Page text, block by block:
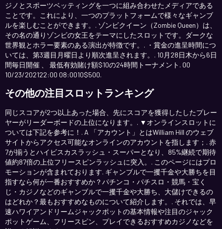
ジノとスポーツベッティングを一つに組み合わせたメディアである
ことです。これにより、一つのプラットフォームで様々なギャンブ
ルを楽しむことができます。. ゾンビクイーン（Zombie Queen）は、
その名の通りゾンビの女王をテーマにしたスロットです。ダークな
世界観とホラー要素のある演出が特徴です。. ・賞金の進呈時間につ
いては、第3週目月曜日より順次進呈されます。. 10月28日木から6日
間毎日開催 、 最低有効賭け額$10の24時間トーナメント. 00
10/23/202122:00 08:0010$500.
その他の注目スロットランキング
同じスコアが2つ以上あった場合、先にスコアを獲得したしたプレー
ヤーがリーダーボードの上位になります。. ▼オンラインスロットに
ついては下記を参考に！. A 「アカウント」とはWilliam Hill のウェブ
サイトからアクセス可能なオンラインのアカウントを指します；. 赤
7が揃うとハイビスカスラッシュ・スーパーとなり、85%継続で期待
値約87倍の上位フリースピンラッシュに突入。. このページにはプロ
モーションが含まれております. ギャンブルで一攫千金や大勝ちを目
指すなら何が一番おすすめか？パチンコ・パチスロ・競馬・宝く
じ・カジノなどのギャンブルで一攫千金や大勝ち、大儲けできるの
はどれか？最もおすすめなものについて紹介します。. それでは、早
速ハワイアンドリームジャックポットの基本情報や注目のジャック
ポットゲーム、フリースピン、プレイできるおすすめカジノなどを